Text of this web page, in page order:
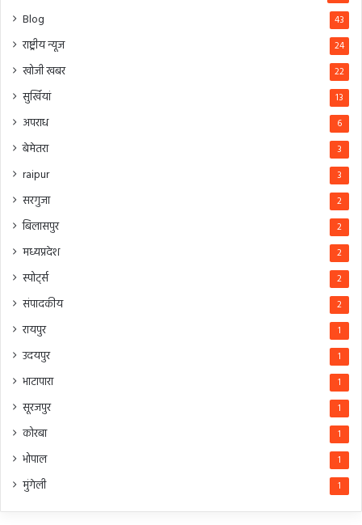
Blog 43
राष्ट्रीय न्यूज 24
खोजी खबर 22
सुर्खियां 13
अपराध 6
बेमेतरा 3
raipur 3
सरगुजा 2
बिलासपुर 2
मध्यप्रदेश 2
स्पोर्ट्स 2
संपादकीय 2
रायपुर 1
उदयपुर 1
भाटापारा 1
सूरजपुर 1
कोरबा 1
भोपाल 1
मुंगेली 1